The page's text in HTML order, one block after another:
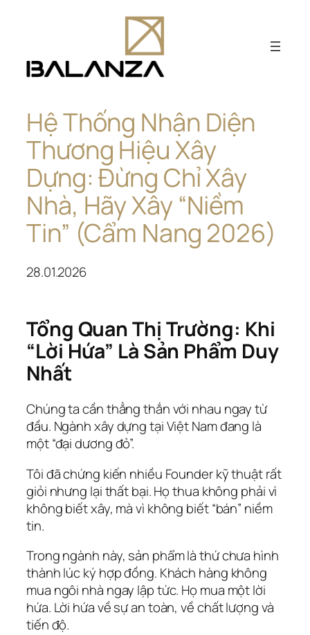
dung
Hệ Thống Nhận Diện
Thương Hiệu Xây
Dựng: Đừng Chỉ Xây
Nhà, Hãy Xây “Niềm
Tin” (Cẩm Nang 2026)
28.01.2026
Tổng Quan Thị Trường: Khi
“Lời Hứa” Là Sản Phẩm Duy
Nhất
Chúng ta cần thẳng thắn với nhau ngay từ
đầu. Ngành xây dựng tại Việt Nam đang là
một “đại dương đỏ”.
Tôi đã chứng kiến nhiều Founder kỹ thuật rất
giỏi nhưng lại thất bại. Họ thua không phải vì
không biết xây, mà vì không biết “bán” niềm
tin.
Trong ngành này, sản phẩm là thứ chưa hình
thành lúc ký hợp đồng. Khách hàng không
mua ngôi nhà ngay lập tức. Họ mua một lời
hứa. Lời hứa về sự an toàn, về chất lượng và
tiến độ.